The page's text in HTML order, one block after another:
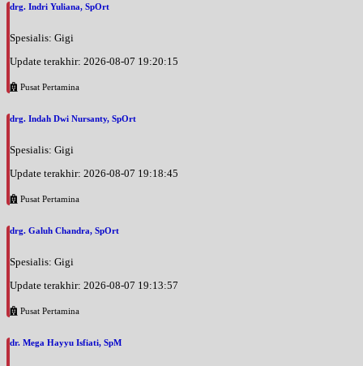
Senin, 24/08/2026
EKSEKUTIF
Senin, 24/08/2026
Jam 16:00 - 18:00
Jam 09:00 - 12:00
Selasa, 25/08/2026
Rabu, 26/08/2026
Jam 08:00 - 10:00
EKSEKUTIF
Rabu, 26/08/2026
BPJS
drg. Indri Yuliana, SpOrt
Spesialis: Gigi
Update terakhir: 2026-08-07 19:20:15
Pusat Pertamina
drg. Indah Dwi Nursanty, SpOrt
Spesialis: Gigi
Update terakhir: 2026-08-07 19:18:45
Pusat Pertamina
drg. Galuh Chandra, SpOrt
Spesialis: Gigi
Update terakhir: 2026-08-07 19:13:57
Pusat Pertamina
dr. Mega Hayyu Isfiati, SpM